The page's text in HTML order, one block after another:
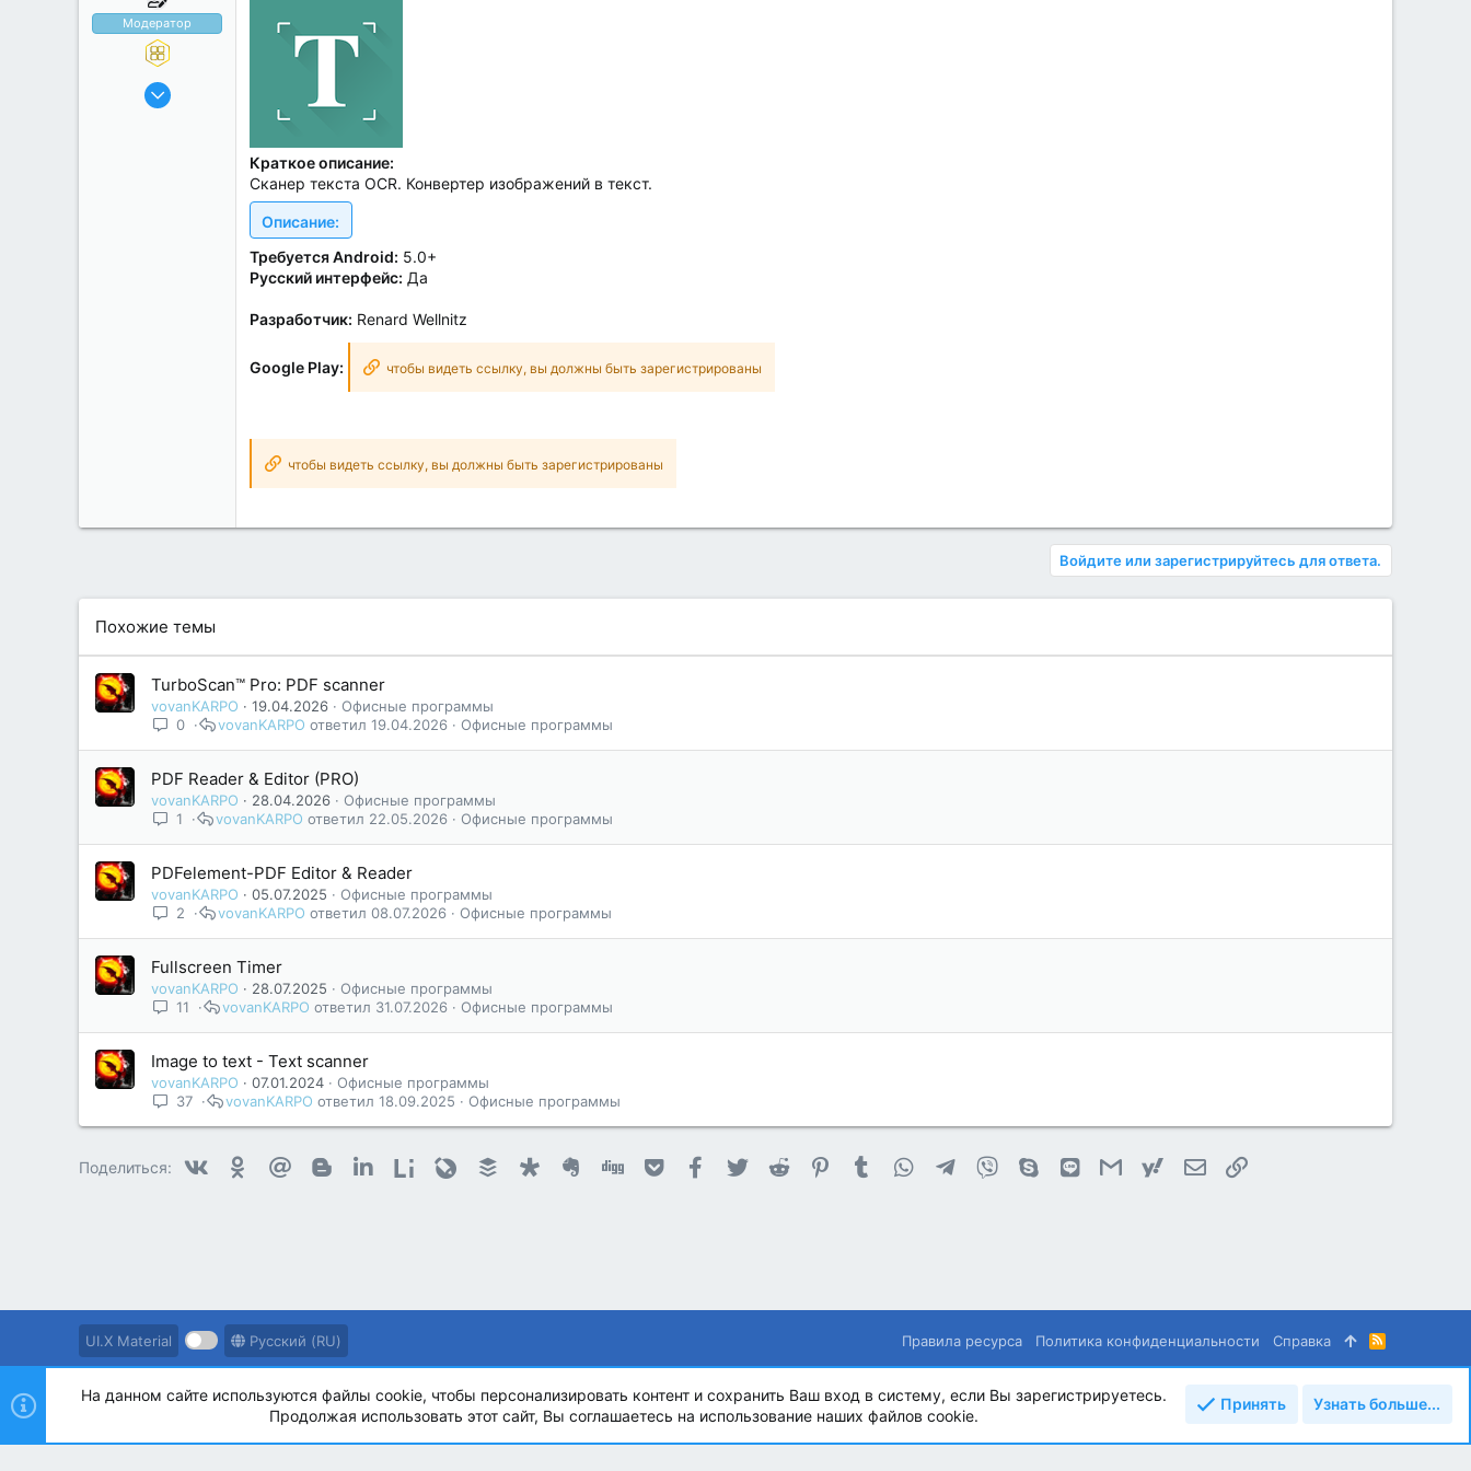
Модератор
14.12.2018
Краткое описание:
Сканер текста OCR. Конвертер изображений в текст.
Описание:
Требуется Android: 5.0+
Русский интерфейс: Да
Разработчик: Renard Wellnitz
Google Play: чтобы видеть ссылку, вы должны быть зарегистрированы
чтобы видеть ссылку, вы должны быть зарегистрированы
Войдите или зарегистрируйтесь для ответа.
Похожие темы
TurboScan™ Pro: PDF scanner
vovanKARPO 19.04.2026
Офисные программы
0
Офисные программы
19.04.2026
vovanKARPO
PDF Reader & Editor (PRO)
vovanKARPO 28.04.2026
Офисные программы
1
Офисные программы
22.05.2026
vovanKARPO
PDFelement-PDF Editor & Reader
vovanKARPO 05.07.2025
Офисные программы
2
Офисные программы
08.07.2026
vovanKARPO
Fullscreen Timer
vovanKARPO 28.07.2025
Офисные программы
11
Офисные программы
31.07.2026
vovanKARPO
Image to text - Text scanner
vovanKARPO 07.01.2024
Офисные программы
37
Офисные программы
18.09.2025
vovanKARPO
Поделиться: VkontakteOdnoklassniki
Mail.ru Blogger LinkedinLiveinternet
Livejournal
Buffer DiasporaEvernoteDigg GetpocketFacebook
Twitter Reddit PinterestTumblr WhatsAppTelegramViber Skype Line GmailyahoomailЭлектронная почта
UI.X Material Русский (RU) Правила ресурса Политика конфиденциальности Справка
R
S
S
Community platform by XenForo ® © 2010-2023 XenForo Ltd.
На данном сайте используются файлы cookie, чтобы персонализировать контент и сохранить Ваш вход в систему, если Вы зарегистрируетесь.
Продолжая использовать этот сайт, Вы соглашаетесь на использование наших файлов cookie.
Принять Узнать больше...